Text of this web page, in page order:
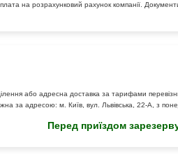
на розрахунковий рахунок компанії.
або адресна доставка за тарифами
за адресою: м. Київ, вул. Львівська, 22-А, з
Перед приїздом